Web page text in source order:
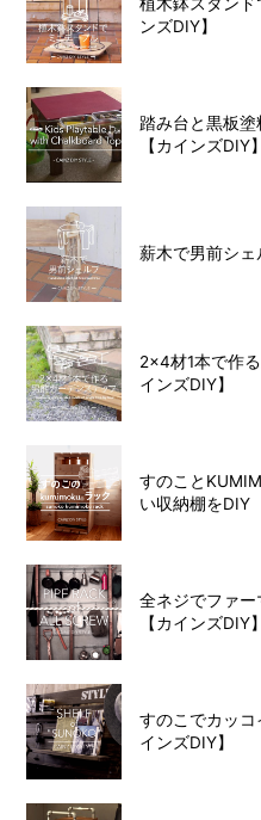
ンズDIY】
踏み台と黒板
【カインズDIY】
薪木で男前シェ
2×4材1本で作
インズDIY】
すのこと
い収納棚をDIY
全ネジでファ
【カインズDIY】
すのこでカッ
インズDIY】